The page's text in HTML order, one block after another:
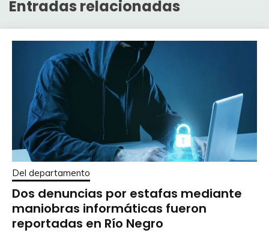
Entradas relacionadas
Del departamento
Dos denuncias por estafas mediante
maniobras informáticas fueron
reportadas en Río Negro